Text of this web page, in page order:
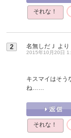
それな！
2 名無しだＪ より
2015年10月20日
キスマイはそう
ね……
それな！